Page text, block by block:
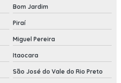
Bom Jardim
Piraí
Miguel Pereira
Itaocara
São José do Vale do Rio Preto